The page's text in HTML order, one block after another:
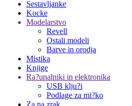
Sestavljanke
Kocke
Modelarstvo
Revell
Ostali modeli
Barve in orodja
Mistika
Knjige
Ra?unalniki in elektronika
USB klju?i
Podlage za mi?ko
Za na zrak